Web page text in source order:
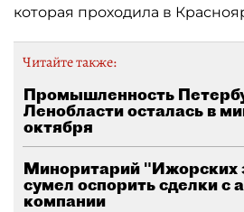
которая проходила в
Читайте также:
Промышленность
Ленобласти осталась в
октября
Миноритарий "Ижорских
сумел оспорить сделки с
компании